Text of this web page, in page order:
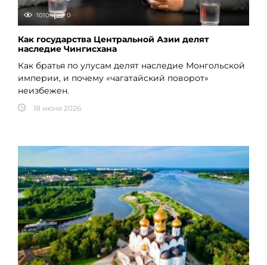
1010 0
Как государства Центральной Азии делят
наследие Чингисхана
Как братья по улусам делят наследие Монгольской
империи, и почему «чагатайский поворот»
неизбежен.
18 июня 2026